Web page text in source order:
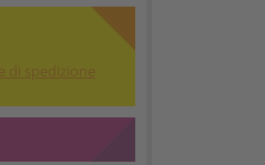
di spedizione